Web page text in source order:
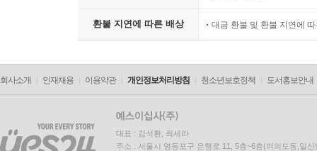
환불 지연에 따른 배상 대금 환불 및 환불 지연에
회사소개 인재채용 이용약관 개인정보처리방침 청소년보호정책 도서홍보안내
대표 : 김석환, 최세라
주소 : 서울시 영등포구 은행로 11, 5층~6층(여의도동,일신